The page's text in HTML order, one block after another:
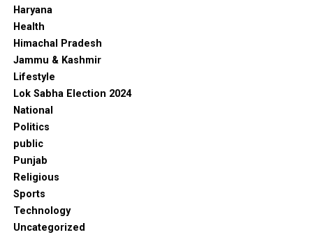
Haryana
Health
Himachal Pradesh
Jammu & Kashmir
Lifestyle
Lok Sabha Election 2024
National
Politics
public
Punjab
Religious
Sports
Technology
Uncategorized